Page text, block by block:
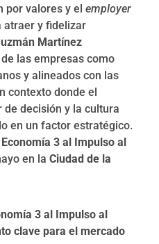
por valores y el employer
atraer y fidelizar
Martínez
las empresas como
y alineados con las
contexto donde el
de decisión y la cultura
en un factor estratégico.
3 al Impulso al
en la Ciudad de la
3 al Impulso al
clave para el mercado